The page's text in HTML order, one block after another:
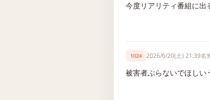
今度リアリティ番組に
1024 2026/6/20(土) 21:39名
被害者ぶらないでほしい